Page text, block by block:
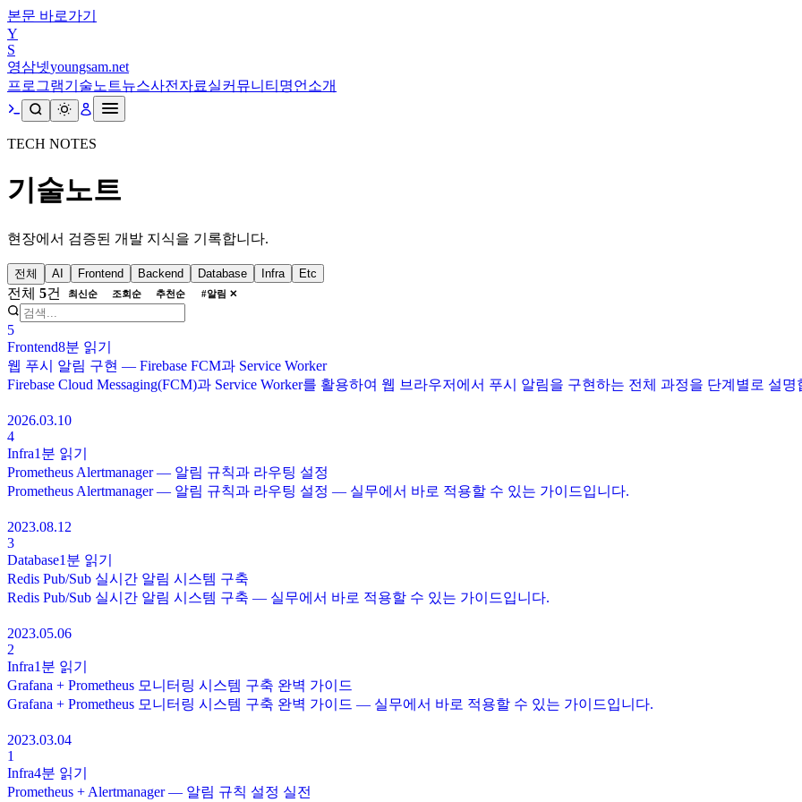
본문 바로가기
Y
S
영삼넷youngsam.net
프로그램기술노트뉴스사전 자료실커뮤니티 명언 소개
TECH NOTES
기술노트
현장에서 검증된 개발 지식을 기록합니다.
전체 AI Frontend Backend Database Infra Etc
전체 5건 최신순 조회순 추천순 #알림 ✕
5
Frontend8분 읽기
웹 푸시 알림 구현 — Firebase FCM과 Service Worker
Firebase Cloud Messaging(FCM)과 Service Worker를 활용하여 웹 브라우저에서 푸시 알림을 구현하는 전체 과정을 단계별로 설명
2026.03.10
4
Infra1분 읽기
Prometheus Alertmanager — 알림 규칙과 라우팅 설정
Prometheus Alertmanager — 알림 규칙과 라우팅 설정 — 실무에서 바로 적용할 수 있는 가이드입니다.
2023.08.12
3
Database1분 읽기
Redis Pub/Sub 실시간 알림 시스템 구축
Redis Pub/Sub 실시간 알림 시스템 구축 — 실무에서 바로 적용할 수 있는 가이드입니다.
2023.05.06
2
Infra1분 읽기
Grafana + Prometheus 모니터링 시스템 구축 완벽 가이드
Grafana + Prometheus 모니터링 시스템 구축 완벽 가이드 — 실무에서 바로 적용할 수 있는 가이드입니다.
2023.03.04
1
Infra4분 읽기
Prometheus + Alertmanager — 알림 규칙 설정 실전